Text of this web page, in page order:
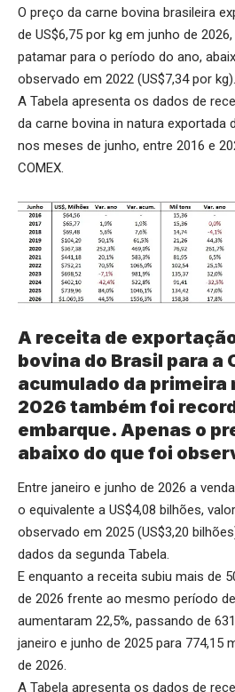
O preço da carne bovina brasileira
de US$6,75 por kg em junho de
patamar para o período do ano,
observado em 2022 (US$7,34 por kg).
A Tabela apresenta os dados de
da carne bovina in natura exportada
nos meses de junho, entre 2016 e
COMEX.
A receita de
bovina do Brasil para a
acumulado da primeira
2026 também foi
embarque. Apenas o
abaixo do que foi
Entre janeiro e junho de 2026 a
o equivalente a US$4,08 bilhões,
observado em 2025 (US$3,20
dados da segunda Tabela.
E enquanto a receita subiu mais de
de 2026 frente ao mesmo período
aumentaram 22,5%, passando de
janeiro e junho de 2025 para 774,15
de 2026.
A Tabela apresenta os dados de